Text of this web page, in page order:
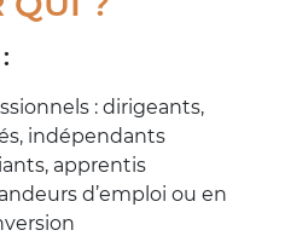
: dirigeants,
indépendants
apprentis
d’emploi ou en